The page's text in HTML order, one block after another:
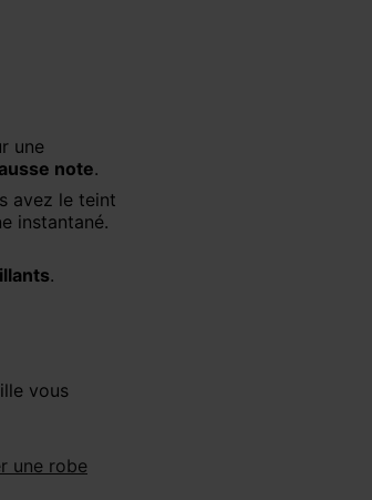
note.
avez le teint
instantané.
.
une robe